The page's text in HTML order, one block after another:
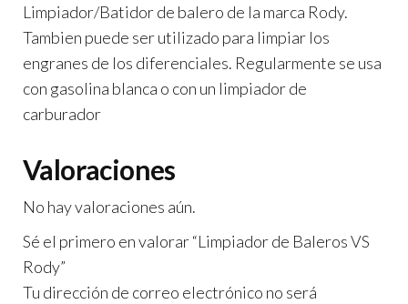
Limpiador/Batidor de balero de la marca Rody.
Tambien puede ser utilizado para limpiar los
engranes de los diferenciales. Regularmente se usa
con gasolina blanca o con un limpiador de
carburador
Valoraciones
No hay valoraciones aún.
Sé el primero en valorar “Limpiador de Baleros VS
Rody”
Tu dirección de correo electrónico no será